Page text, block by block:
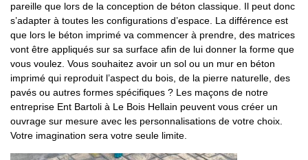
pareille que lors de la conception de béton classique. Il peut donc
s’adapter à toutes les configurations d’espace. La différence est
que lors le béton imprimé va commencer à prendre, des matrices
vont être appliqués sur sa surface afin de lui donner la forme que
vous voulez. Vous souhaitez avoir un sol ou un mur en béton
imprimé qui reproduit l’aspect du bois, de la pierre naturelle, des
pavés ou autres formes spécifiques ? Les maçons de notre
entreprise Ent Bartoli à Le Bois Hellain peuvent vous créer un
ouvrage sur mesure avec les personnalisations de votre choix.
Votre imagination sera votre seule limite.